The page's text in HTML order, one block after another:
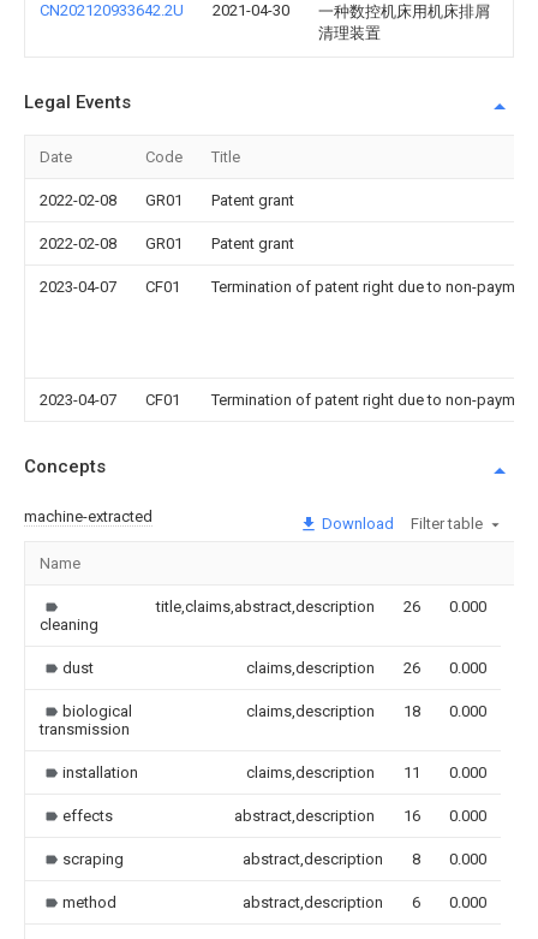
CN202120933642.2U 2021-04-30
一种数控机床用机床排屑
清理装置
Legal Events
Date Code Title
2022-02-08 GR01 Patent grant
2022-02-08 GR01 Patent grant
2023-04-07 CF01 Termination of patent right due to non-
2023-04-07 CF01 Termination of patent right due to non-
Concepts
machine-extracted Download Filter table
Name
cleaning
title,claims,abstract,description 26 0.000
dust claims,description 26 0.000
biological
transmission
claims,description 18 0.000
installation claims,description 11 0.000
effects abstract,description 16 0.000
scraping abstract,description 8 0.000
method abstract,description 6 0.000